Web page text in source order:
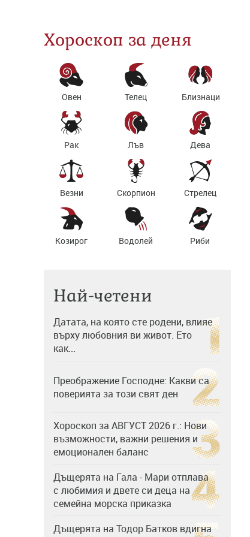
Хороскоп за деня
Овен Телец Близнаци
Рак Лъв Дева
Везни Скорпион Стрелец
Козирог Водолей Риби
Най-четени
Датата, на която сте родени, влияе
върху любовния ви живот. Ето
как...
Преображение Господне: Какви са
поверията за този свят ден
Хороскоп за АВГУСТ 2026 г.: Нови
възможности, важни решения и
емоционален баланс
Дъщерята на Гала - Мари отплава
с любимия и двете си деца на
семейна морска приказка
Дъщерята на Тодор Батков вдигна